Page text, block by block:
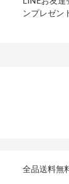
ンプレゼン
全品送料無